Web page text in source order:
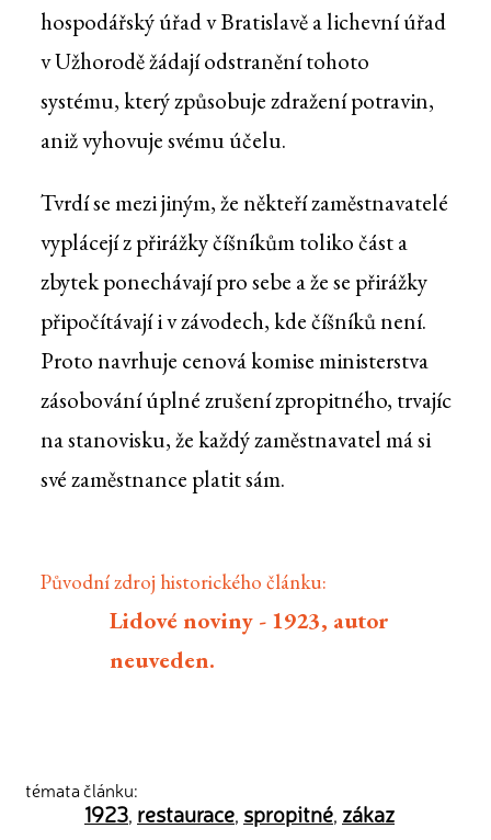
hospodářský úřad v Bratislavě a lichevní úřad
v Užhorodě žádají odstranění tohoto
systému, který způsobuje zdražení potravin,
aniž vyhovuje svému účelu.
Tvrdí se mezi jiným, že někteří zaměstnavatelé
vyplácejí z přirážky číšníkům toliko část a
zbytek ponechávají pro sebe a že se přirážky
připočítávají i v závodech, kde číšníků není.
Proto navrhuje cenová komise ministerstva
zásobování úplné zrušení zpropitného, trvajíc
na stanovisku, že každý zaměstnavatel má si
své zaměstnance platit sám.
Původní zdroj historického článku:
Lidové noviny - 1923, autor
neuveden.
témata článku:
1923, restaurace, spropitné, zákaz